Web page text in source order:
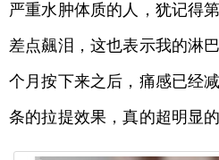
严重水肿体质的人，犹记得
差点飆泪，这也表示我的淋
个月按下来之后，痛感已经
条的拉提效果，真的超明显